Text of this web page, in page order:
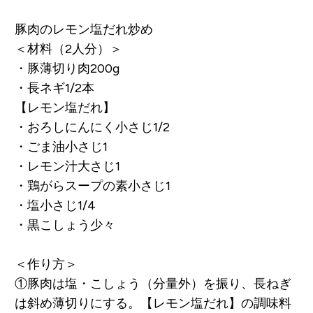
豚肉のレモン塩だれ炒め
＜材料（2人分）＞
・豚薄切り肉200g
・長ネギ1/2本
【レモン塩だれ】
・おろしにんにく 小さじ1/2
・ごま油小さじ1
・レモン汁大さじ1
・鶏がらスープの素小さじ1
・塩小さじ1/4
・黒こしょう 少々
＜作り方＞
①豚肉は塩・こしょう（分量外）を振り、長ねぎ
は斜め薄切りにする。【レモン塩だれ】の調味料